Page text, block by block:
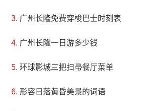
广州长隆免费穿梭巴士时刻表
广州长隆一日游多少钱
环球影城三把扫帚餐厅菜单
形容日落黄昏美景的词语